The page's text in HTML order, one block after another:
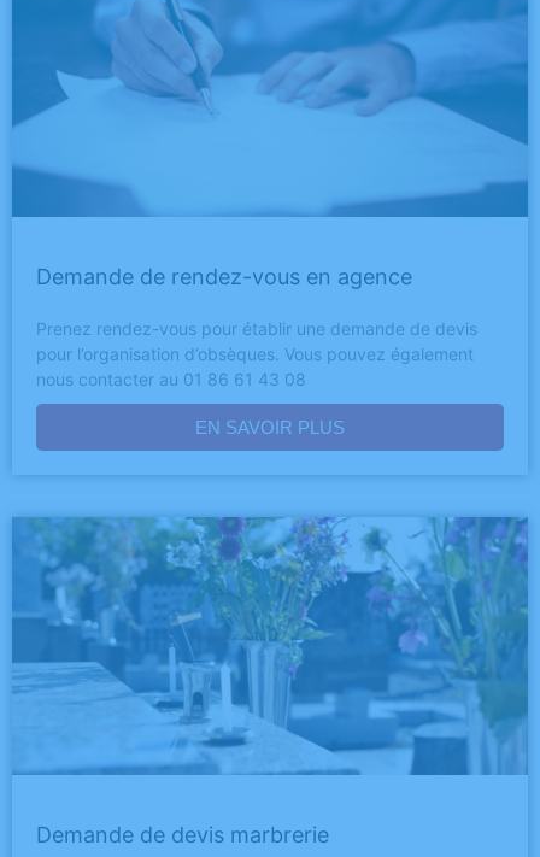
Demande de rendez-vous en agence
Prenez rendez-vous pour établir une demande de devis
pour l’organisation d’obsèques. Vous pouvez également
nous contacter au 01 86 61 43 08
EN SAVOIR PLUS
Demande de devis marbrerie